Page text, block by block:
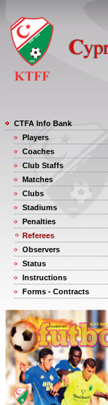
CTFA Info Bank
Players
Coaches
Club Staffs
Matches
Clubs
Stadiums
Penalties
Referees
Observers
Status
Instructions
Forms - Contracts